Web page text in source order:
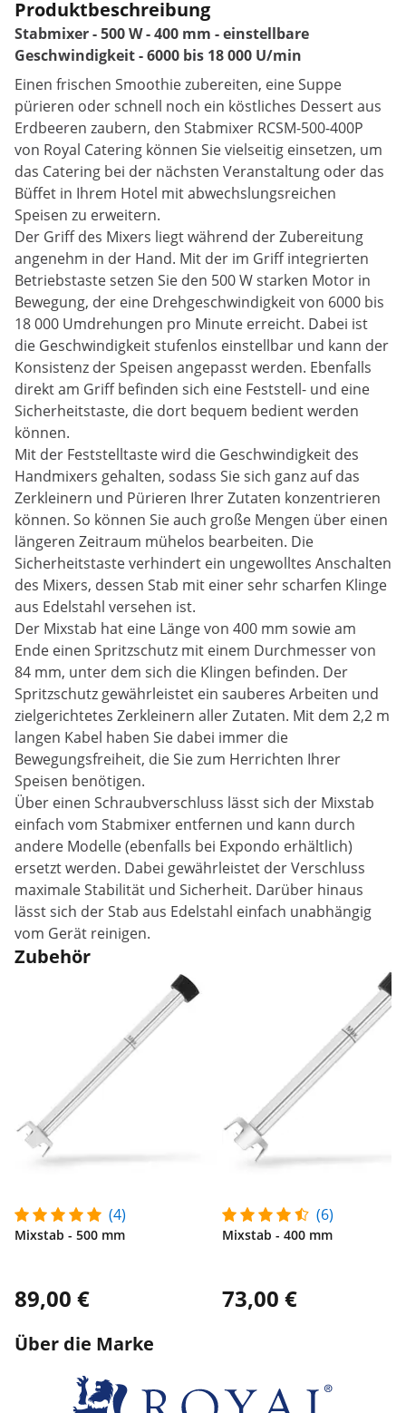
Produktbeschreibung
Stabmixer - 500 W - 400 mm - einstellbare
Geschwindigkeit - 6000 bis 18 000 U/min
Einen frischen Smoothie zubereiten, eine Suppe
pürieren oder schnell noch ein köstliches Dessert aus
Erdbeeren zaubern, den Stabmixer RCSM-500-400P
von Royal Catering können Sie vielseitig einsetzen, um
das Catering bei der nächsten Veranstaltung oder das
Büffet in Ihrem Hotel mit abwechslungsreichen
Speisen zu erweitern.
Der Griff des Mixers liegt während der Zubereitung
angenehm in der Hand. Mit der im Griff integrierten
Betriebstaste setzen Sie den 500 W starken Motor in
Bewegung, der eine Drehgeschwindigkeit von 6000 bis
18 000 Umdrehungen pro Minute erreicht. Dabei ist
die Geschwindigkeit stufenlos einstellbar und kann der
Konsistenz der Speisen angepasst werden. Ebenfalls
direkt am Griff befinden sich eine Feststell- und eine
Sicherheitstaste, die dort bequem bedient werden
können.
Mit der Feststelltaste wird die Geschwindigkeit des
Handmixers gehalten, sodass Sie sich ganz auf das
Zerkleinern und Pürieren Ihrer Zutaten konzentrieren
können. So können Sie auch große Mengen über einen
längeren Zeitraum mühelos bearbeiten. Die
Sicherheitstaste verhindert ein ungewolltes Anschalten
des Mixers, dessen Stab mit einer sehr scharfen Klinge
aus Edelstahl versehen ist.
Der Mixstab hat eine Länge von 400 mm sowie am
Ende einen Spritzschutz mit einem Durchmesser von
84 mm, unter dem sich die Klingen befinden. Der
Spritzschutz gewährleistet ein sauberes Arbeiten und
zielgerichtetes Zerkleinern aller Zutaten. Mit dem 2,2 m
langen Kabel haben Sie dabei immer die
Bewegungsfreiheit, die Sie zum Herrichten Ihrer
Speisen benötigen.
Über einen Schraubverschluss lässt sich der Mixstab
einfach vom Stabmixer entfernen und kann durch
andere Modelle (ebenfalls bei Expondo erhältlich)
ersetzt werden. Dabei gewährleistet der Verschluss
maximale Stabilität und Sicherheit. Darüber hinaus
lässt sich der Stab aus Edelstahl einfach unabhängig
vom Gerät reinigen.
Zubehör
(4)
Mixstab - 500 mm
89,00 €
(6)
Mixstab - 400 mm
73,00 €
Über die Marke